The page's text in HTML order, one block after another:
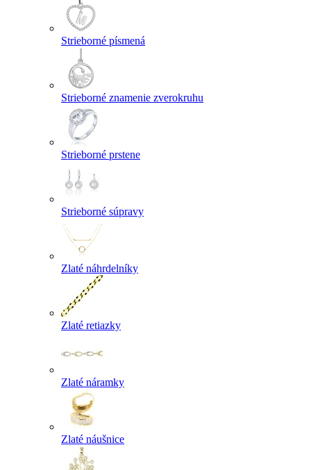
Strieborné písmená
Strieborné znamenie zverokruhu
Strieborné prstene
Strieborné súpravy
Zlaté náhrdelníky
Zlaté retiazky
Zlaté náramky
Zlaté náušnice